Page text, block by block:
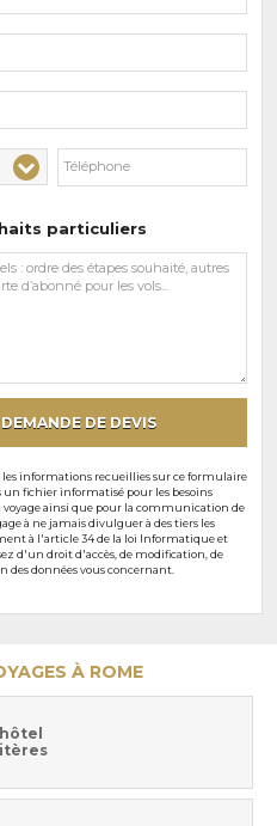
particuliers
DE DEVIS
les informations recueillies sur ce formulaire
un fichier informatisé pour les besoins
ainsi que pour la communication de
à ne jamais divulguer à des tiers les
à l'article 34 de la loi Informatique et
d'un droit d'accès, de modification, de
des données vous concernant.
À ROME